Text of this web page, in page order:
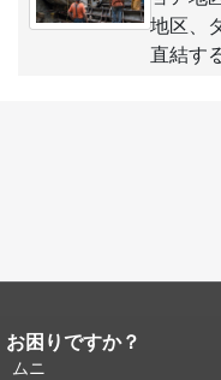
地区、
直結す
ページコンテンツの終わり。
ジの残りの部分はすべての
お困りですか？
ムニ